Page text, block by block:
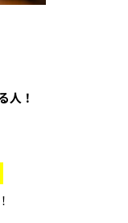
人！